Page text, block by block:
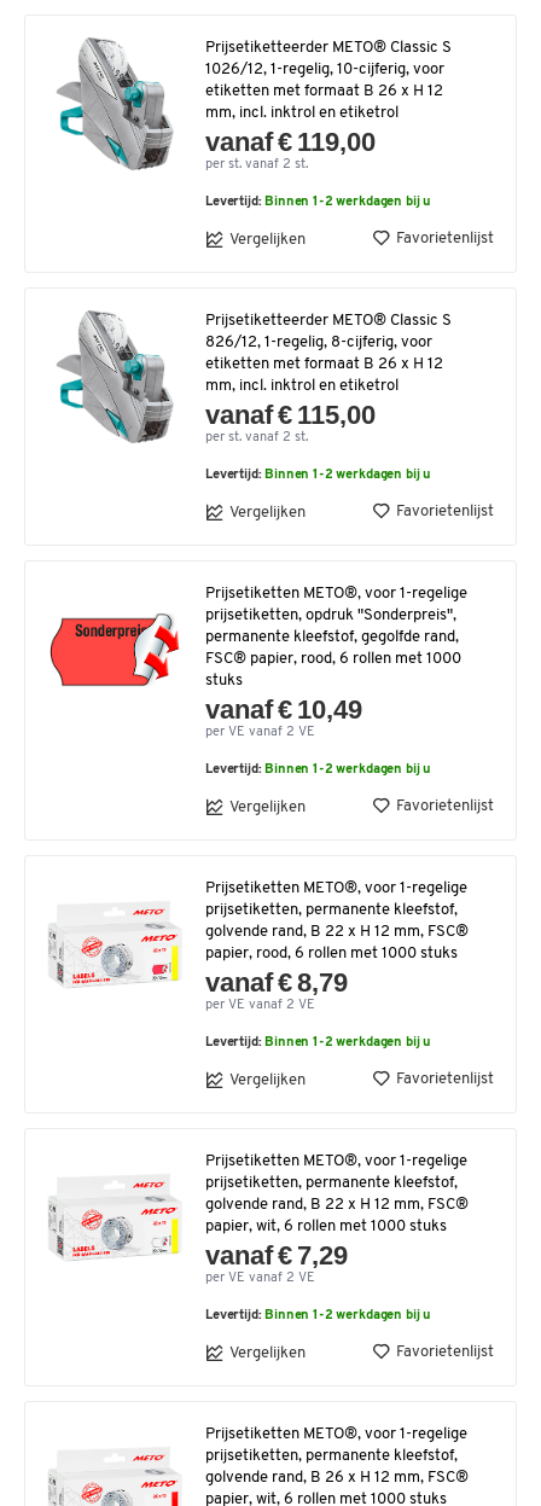
Prijsetiketteerder METO® Classic S
1026/12, 1-regelig, 10-cijferig, voor
etiketten met formaat B 26 x H 12
mm, incl. inktrol en etiketrol
vanaf € 119,00
per st. vanaf 2 st.
Levertijd: Binnen 1-2 werkdagen bij u
Vergelijken Favorietenlijst
Prijsetiketteerder METO® Classic S
826/12, 1-regelig, 8-cijferig, voor
etiketten met formaat B 26 x H 12
mm, incl. inktrol en etiketrol
vanaf € 115,00
per st. vanaf 2 st.
Levertijd: Binnen 1-2 werkdagen bij u
Vergelijken Favorietenlijst
Prijsetiketten METO®, voor 1-regelige
prijsetiketten, opdruk "Sonderpreis",
permanente kleefstof, gegolfde rand,
FSC® papier, rood, 6 rollen met 1000
stuks
vanaf € 10,49
per VE vanaf 2 VE
Levertijd: Binnen 1-2 werkdagen bij u
Vergelijken Favorietenlijst
Prijsetiketten METO®, voor 1-regelige
prijsetiketten, permanente kleefstof,
golvende rand, B 22 x H 12 mm, FSC®
papier, rood, 6 rollen met 1000 stuks
vanaf € 8,79
per VE vanaf 2 VE
Levertijd: Binnen 1-2 werkdagen bij u
Vergelijken Favorietenlijst
Prijsetiketten METO®, voor 1-regelige
prijsetiketten, permanente kleefstof,
golvende rand, B 22 x H 12 mm, FSC®
papier, wit, 6 rollen met 1000 stuks
vanaf € 7,29
per VE vanaf 2 VE
Levertijd: Binnen 1-2 werkdagen bij u
Vergelijken Favorietenlijst
Prijsetiketten METO®, voor 1-regelige
prijsetiketten, permanente kleefstof,
golvende rand, B 26 x H 12 mm, FSC®
papier, wit, 6 rollen met 1000 stuks